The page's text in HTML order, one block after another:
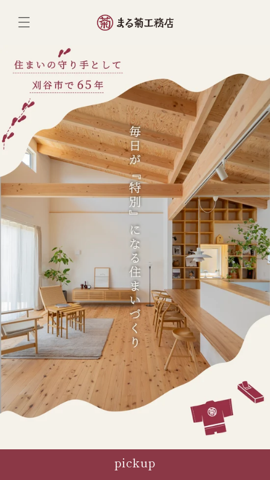
スキッ
プ
pickup